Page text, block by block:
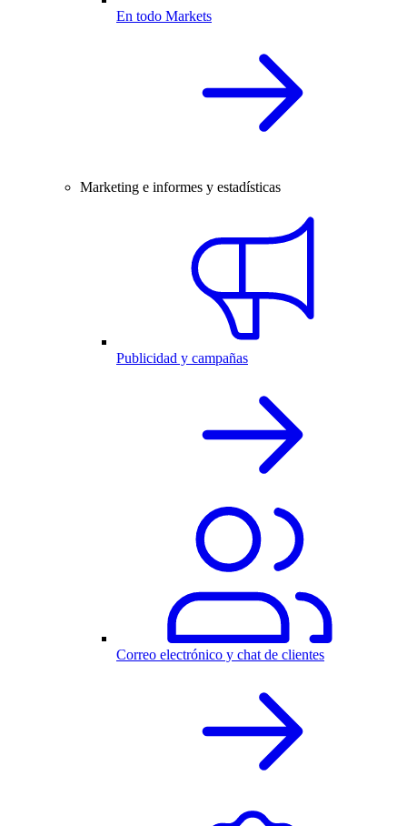
En todo Markets
Marketing e informes y estadísticas
Publicidad y campañas
Correo electrónico y chat de clientes